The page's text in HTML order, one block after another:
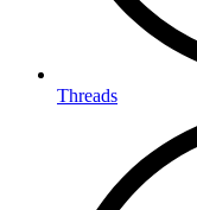
Threads